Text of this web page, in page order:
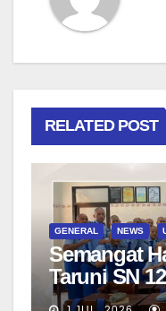
RELATED POST
GENERAL NEWS
Semangat
Taruni SN
bersama